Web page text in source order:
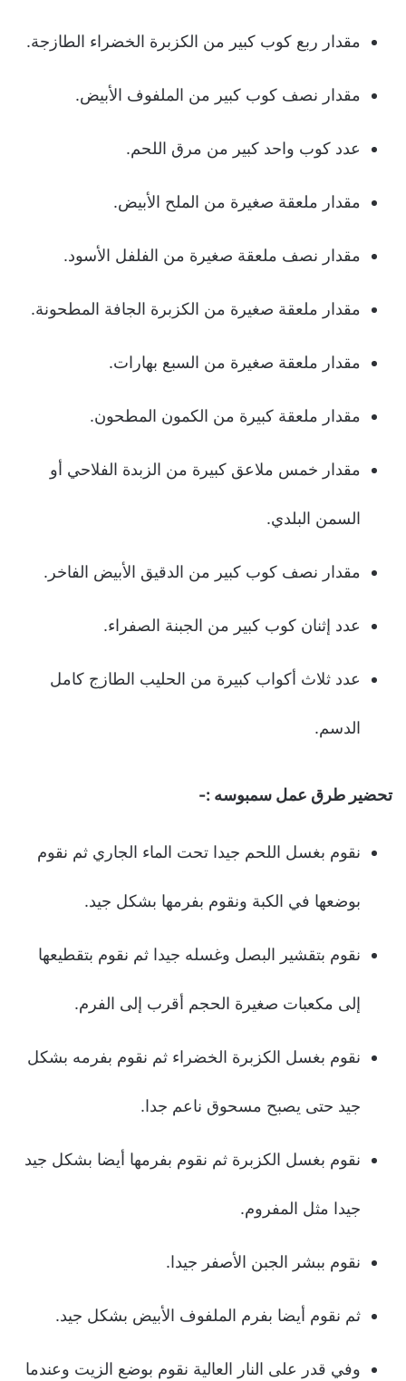
مقدار ربع كوب كبير من الكزبرة الخضراء الطازجة.
مقدار نصف كوب كبير من الملفوف الأبيض.
عدد كوب واحد كبير من مرق اللحم.
مقدار ملعقة صغيرة من الملح الأبيض.
مقدار نصف ملعقة صغيرة من الفلفل الأسود.
مقدار ملعقة صغيرة من الكزبرة الجافة المطحونة.
مقدار ملعقة صغيرة من السبع بهارات.
مقدار ملعقة كبيرة من الكمون المطحون.
مقدار خمس ملاعق كبيرة من الزبدة الفلاحي أو
السمن البلدي.
مقدار نصف كوب كبير من الدقيق الأبيض الفاخر.
عدد إثنان كوب كبير من الجبنة الصفراء.
عدد ثلاث أكواب كبيرة من الحليب الطازج كامل
الدسم.
تحضير طرق عمل سمبوسه :-
نقوم بغسل اللحم جيدا تحت الماء الجاري ثم نقوم
بوضعها في الكبة ونقوم بفرمها بشكل جيد.
نقوم بتقشير البصل وغسله جيدا ثم نقوم بتقطيعها
إلى مكعبات صغيرة الحجم أقرب إلى الفرم.
نقوم بغسل الكزبرة الخضراء ثم نقوم بفرمه بشكل
جيد حتى يصبح مسحوق ناعم جدا.
نقوم بغسل الكزبرة ثم نقوم بفرمها أيضا بشكل جيد
جيدا مثل المفروم.
نقوم ببشر الجبن الأصفر جيدا.
ثم نقوم أيضا بفرم الملفوف الأبيض بشكل جيد.
وفي قدر على النار العالية نقوم بوضع الزيت وعندما